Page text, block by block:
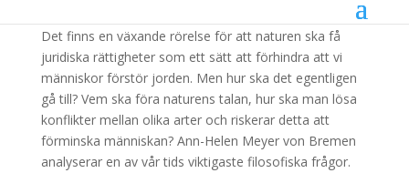
Det finns en växande rörelse för att naturen ska få
juridiska rättigheter som ett sätt att förhindra att vi
människor förstör jorden. Men hur ska det egentligen
gå till? Vem ska föra naturens talan, hur ska man lösa
konflikter mellan olika arter och riskerar detta att
förminska människan? Ann-Helen Meyer von Bremen
analyserar en av vår tids viktigaste filosofiska frågor.